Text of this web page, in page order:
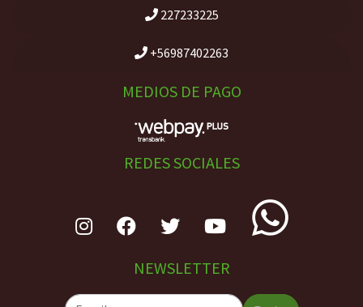
227233225
+56987402263
MEDIOS DE PAGO
REDES SOCIALES
NEWSLETTER